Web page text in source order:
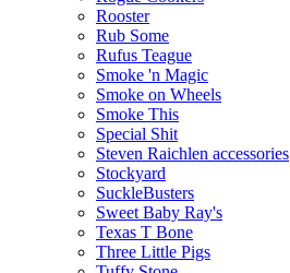
Rooster
Rub Some
Rufus Teague
Smoke 'n Magic
Smoke on Wheels
Smoke This
Special Shit
Steven Raichlen accessories
Stockyard
SuckleBusters
Sweet Baby Ray's
Texas T Bone
Three Little Pigs